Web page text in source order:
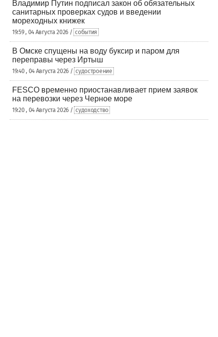
Владимир Путин подписал закон об обязательных
санитарных проверках судов и введении
мореходных книжек
19:59 , 04 Августа 2026 / события
В Омске спущены на воду буксир и паром для
переправы через Иртыш
19:40 , 04 Августа 2026 / судостроение
FESCO временно приостанавливает прием заявок
на перевозки через Черное море
19:20 , 04 Августа 2026 / судоходство